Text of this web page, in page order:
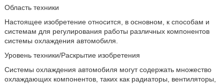
Область техники
Настоящее изобретение относится, в основном, к способам и
системам для регулирования работы различных компонентов
системы охлаждения автомобиля.
Уровень техники/Раскрытие изобретения
Системы охлаждения автомобиля могут содержать множество
охлаждающих компонентов, таких как радиаторы, вентиляторы,